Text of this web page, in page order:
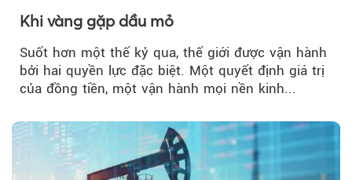
Khi vàng gặp dầu mỏ
Suốt hơn một thế kỷ qua, thế giới được vận hành
bởi hai quyền lực đặc biệt. Một quyết định giá trị
của đồng tiền, một vận hành mọi nền kinh...